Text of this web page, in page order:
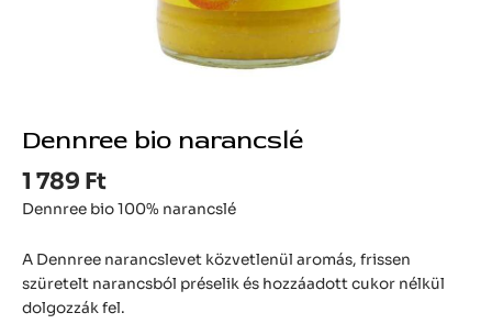
Dennree bio narancslé
1 789 Ft
Dennree bio 100% narancslé
A Dennree narancslevet közvetlenül aromás, frissen
szüretelt narancsból préselik és hozzáadott cukor nélkül
dolgozzák fel.